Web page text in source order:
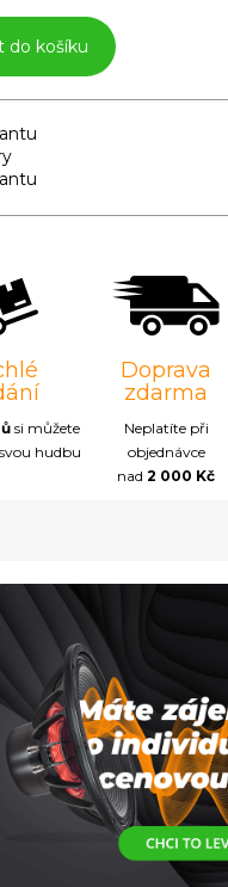
do košíku
si můžete
hudbu
Doprava
zdarma
Neplatíte při
objednávce
nad2 000 Kč